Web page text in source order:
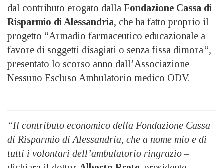
dal contributo erogato dalla Fondazione Cassa di
Risparmio di Alessandria, che ha fatto proprio il
progetto “Armadio farmaceutico educazionale a
favore di soggetti disagiati o senza fissa dimora“,
presentato lo scorso anno dall’Associazione
Nessuno Escluso Ambulatorio medico ODV.
“Il contributo economico della Fondazione Cassa
di Risparmio di Alessandria, che a nome mio e di
tutti i volontari dell’ambulatorio ringrazio –